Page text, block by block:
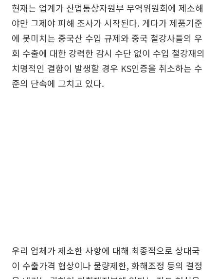
현재는 업계가 산업통상자원부 무역위원회에 제소해
야만 그제야 피해 조사가 시작된다. 게다가 제품기준
에 못미치는 중국산 수입 규제와 중국 철강사들의 우
회 수출에 대한 강력한 감시 수단 없이 수입 철강재의
치명적인 결함이 발생할 경우 KS인증을 취소하는 수
준의 단속에 그치고 있다.
우리 업체가 제소한 사항에 대해 최종적으로 상대국
이 수출가격 협상이나 물량제한, 화해조정 등의 결정